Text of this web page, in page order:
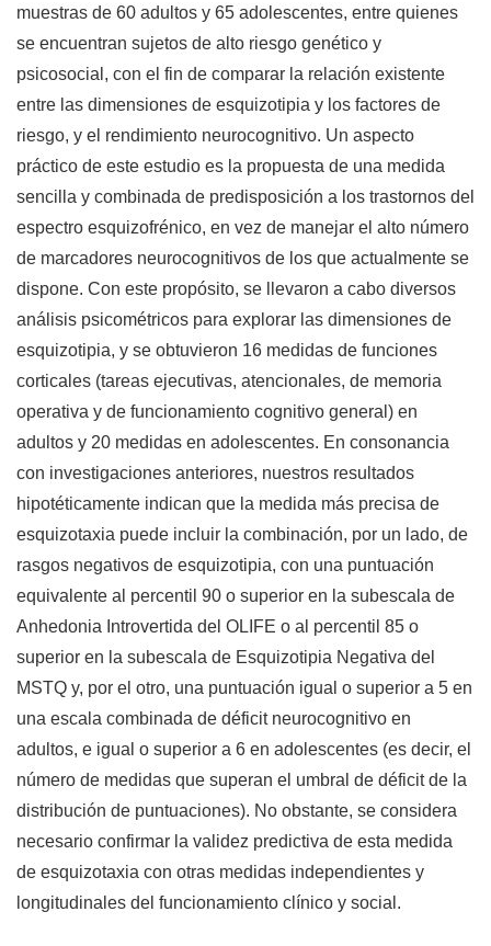
muestras de 60 adultos y 65 adolescentes, entre quienes
se encuentran sujetos de alto riesgo genético y
psicosocial, con el fin de comparar la relación existente
entre las dimensiones de esquizotipia y los factores de
riesgo, y el rendimiento neurocognitivo. Un aspecto
práctico de este estudio es la propuesta de una medida
sencilla y combinada de predisposición a los trastornos del
espectro esquizofrénico, en vez de manejar el alto número
de marcadores neurocognitivos de los que actualmente se
dispone. Con este propósito, se llevaron a cabo diversos
análisis psicométricos para explorar las dimensiones de
esquizotipia, y se obtuvieron 16 medidas de funciones
corticales (tareas ejecutivas, atencionales, de memoria
operativa y de funcionamiento cognitivo general) en
adultos y 20 medidas en adolescentes. En consonancia
con investigaciones anteriores, nuestros resultados
hipotéticamente indican que la medida más precisa de
esquizotaxia puede incluir la combinación, por un lado, de
rasgos negativos de esquizotipia, con una puntuación
equivalente al percentil 90 o superior en la subescala de
Anhedonia Introvertida del OLIFE o al percentil 85 o
superior en la subescala de Esquizotipia Negativa del
MSTQ y, por el otro, una puntuación igual o superior a 5 en
una escala combinada de déficit neurocognitivo en
adultos, e igual o superior a 6 en adolescentes (es decir, el
número de medidas que superan el umbral de déficit de la
distribución de puntuaciones). No obstante, se considera
necesario confirmar la validez predictiva de esta medida
de esquizotaxia con otras medidas independientes y
longitudinales del funcionamiento clínico y social.